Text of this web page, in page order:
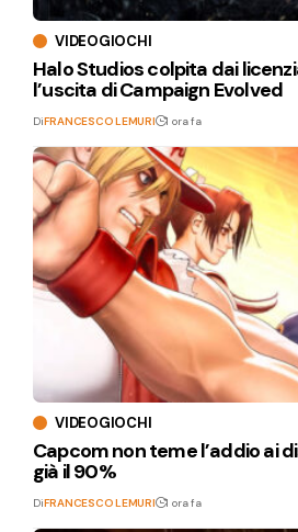
VIDEOGIOCHI
Halo Studios colpita dai
l’uscita di Campaign Evolved
DiFRANCESCO LEMURI 1 ora fa
VIDEOGIOCHI
Capcom non teme l’addio ai
già il 90%
DiFRANCESCO LEMURI 1 ora fa